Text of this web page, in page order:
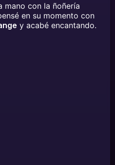
mano con la ñoñería
en su momento con
y acabé encantando.